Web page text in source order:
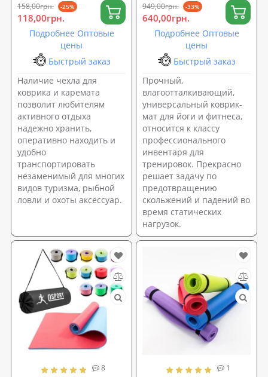
158,00грн. -25%
118,00грн.
Подробнее Оптовые
цены
Быстрый заказ
Наличие чехла для
коврика и каремата
позволит любителям
активного отдыха
надежно хранить,
оперативно находить и
удобно
транспортировать
незаменимый для многих
видов туризма, рыбной
ловли и охоты аксессуар.
949,00грн. -33%
640,00грн.
Подробнее Оптовые
цены
Быстрый заказ
Прочный,
влагоотталкивающий,
универсальный коврик-
мат для йоги и фитнеса,
относится к классу
профессионального
инвентаря для
тренировок. Прекрасно
решает задачу по
предотвращению
скольжений и падений во
время статических
нагрузок.
8 1